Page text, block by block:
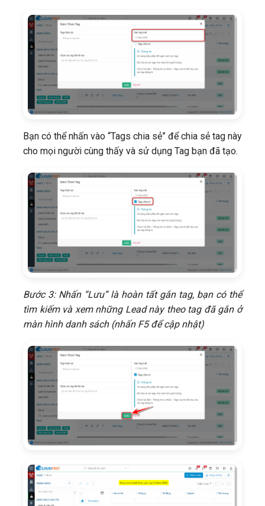
Bạn có thể nhấn vào “Tags chia sẻ” để chia sẻ tag này
cho mọi người cùng thấy và sử dụng Tag bạn đã tạo.
Bước 3: Nhấn “Lưu” là hoàn tất gắn tag, bạn có thể
tìm kiếm và xem những Lead này theo tag đã gắn ở
màn hình danh sách (nhấn F5 để cập nhật)